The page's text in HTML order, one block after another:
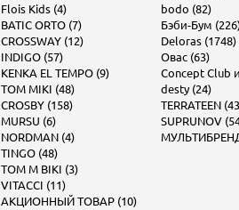
Flois Kids (4)
BATIC ORTO (7)
CROSSWAY (12)
INDIGO (57)
KENKA EL TEMPO (9)
TOM MIKI (48)
CROSBY (158)
MURSU (6)
NORDMAN (4)
TINGO (48)
TOM M BIKI (3)
VITACCI (11)
АКЦИОННЫЙ ТОВАР (10)
bodo (82)
Бэби-Бум
Deloras (1748)
Овас (63)
Concept Club
desty (24)
TERRATEEN
SUPRUNOV